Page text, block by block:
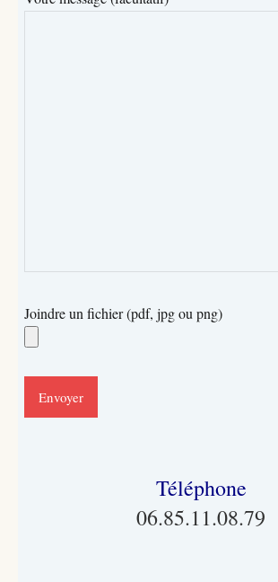
Joindre un fichier (pdf, jpg ou png)
Téléphone
06.85.11.08.79